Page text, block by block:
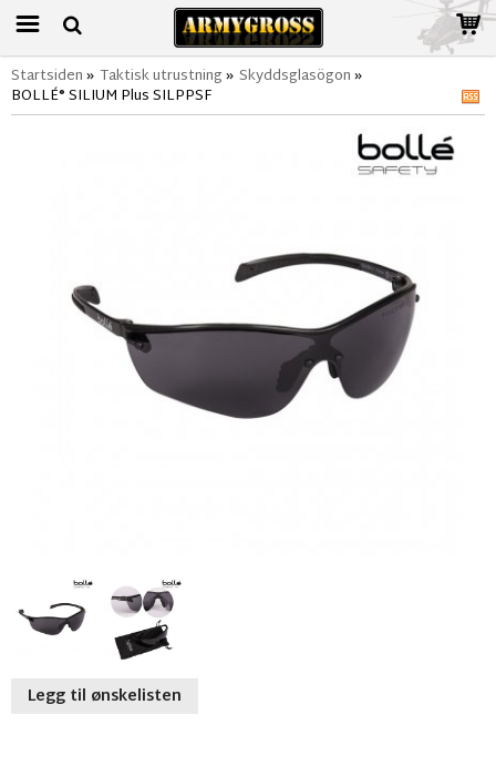
Startsiden» Taktisk utrustning» Skyddsglasögon»
BOLLÉ® SILIUM Plus SILPPSF
Legg til ønskelisten